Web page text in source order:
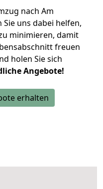
nach Am
uns dabei helfen,
minimieren, damit
freuen
holen Sie sich
Angebote!
erhalten